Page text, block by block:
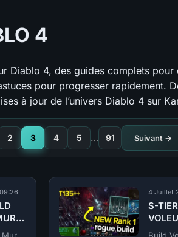
4
Diablo 4, des guides complets pour
pour progresser rapidement.
à jour de l’univers Diablo 4 sur
2 3 4 5 … 91 Suivant →
4 Juillet
S-